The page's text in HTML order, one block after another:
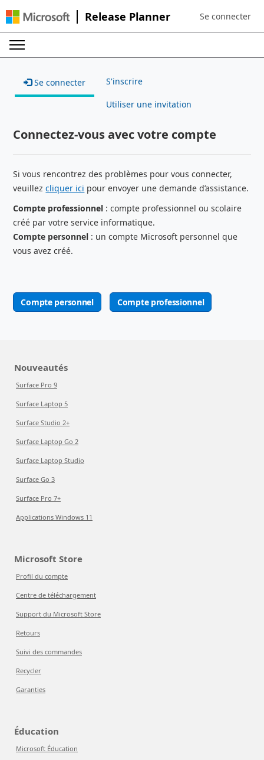
Release Planner Sign in to your
Se connecter
Se connecter S'inscrire
Utiliser une invitation
Connectez-vous avec votre compte
Si vous rencontrez des problèmes pour vous connecter,
veuillezcliquer ici pour envoyer une demande d’assistance.
Compte professionnel : compte professionnel ou scolaire
créé par votre service informatique.
Compte personnel : un compte Microsoft personnel que
vous avez créé.
Compte personnel Compte professionnel
Nouveautés
Surface Pro 9
Surface Laptop 5
Surface Studio 2+
Surface Laptop Go 2
Surface Laptop Studio
Surface Go 3
Surface Pro 7+
Applications Windows 11
Microsoft Store
Profil du compte
Centre de téléchargement
Support du Microsoft Store
Retours
Suivi des commandes
Recycler
Garanties
Éducation
Microsoft Éducation